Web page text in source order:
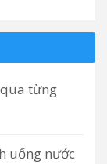
từng
uống nước